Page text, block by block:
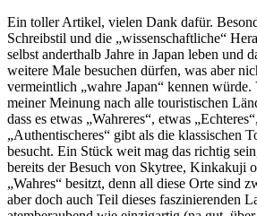
Ein toller Artikel, vielen Dank dafür.
Schreibstil und die „wissenschaftliche“
selbst anderthalb Jahre in Japan leben und
weitere Male besuchen dürfen, was aber
vermeintlich „wahre Japan“ kennen würde.
meiner Meinung nach alle touristischen
dass es etwas „Wahreres“, etwas
„Authentischeres“ gibt als die klassischen
besucht. Ein Stück weit mag das richtig
bereits der Besuch von Skytree, Kinkakuji
„Wahres“ besitzt, denn all diese Orte sind
aber doch auch Teil dieses faszinierenden